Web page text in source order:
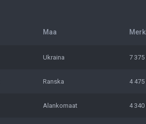
Maa
Ukraina 7 375
Ranska 4 475
Alankomaat 4 340